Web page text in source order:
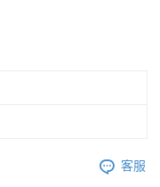
客服